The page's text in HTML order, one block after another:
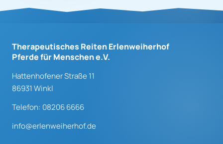
Kommunikati…
Therapeutisches Reiten Erlenweiherhof
Pferde für Menschen e.V.
Hattenhofener Straße 11
86931 Winkl
Telefon: 08206 6666
info@erlenweiherhof.de